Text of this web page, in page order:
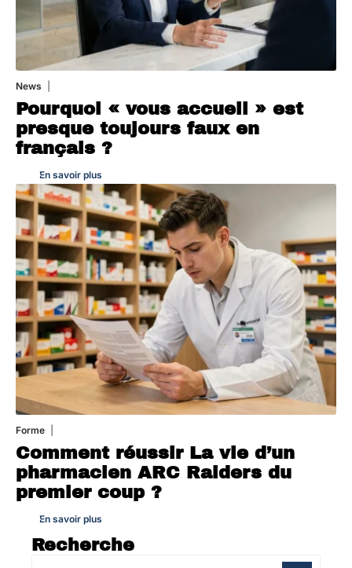
News
Pourquoi « vous accueil » est
presque toujours faux en
français ?
En savoir plus
Forme
Comment réussir La vie d’un
pharmacien ARC Raiders du
premier coup ?
En savoir plus
Recherche